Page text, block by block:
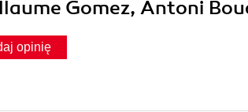
Gomez, Antoni
opinię